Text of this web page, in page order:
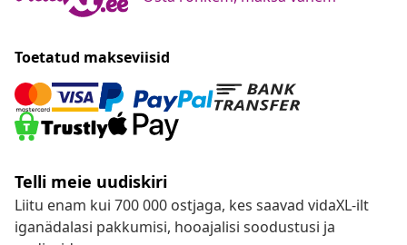
Toetatud makseviisid
Telli meie uudiskiri
Liitu enam kui 700 000 ostjaga, kes saavad vidaXL-ilt
iganädalasi pakkumisi, hooajalisi soodustusi ja